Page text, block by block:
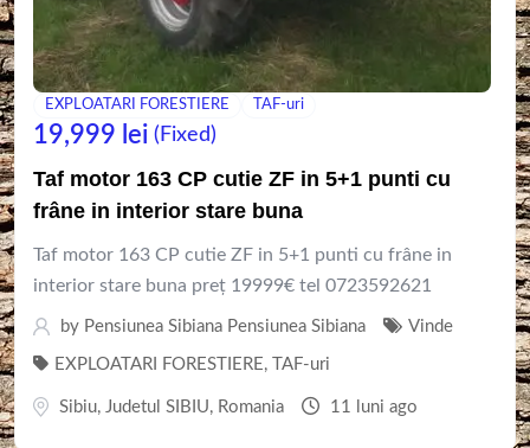
EXPLOATARI FORESTIERE TAF-uri
19,999 lei (Fixed)
Taf motor 163 CP cutie ZF in 5+1 punti cu
frâne in interior stare buna
Taf motor 163 CP cutie ZF in 5+1 punti cu frâne in
interior stare buna preț 19999€ tel 0723592621
by Pensiunea Sibiana Pensiunea Sibiana Vinde
EXPLOATARI FORESTIERE, TAF-uri
Sibiu, Judetul SIBIU, Romania 11 luni ago